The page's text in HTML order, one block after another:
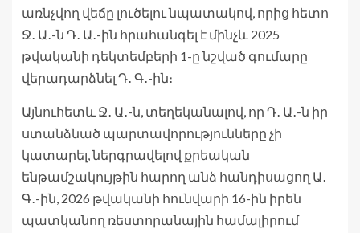
առնչվող վեճը լուծելու նպատակով, որից հետո
Ջ․ Ա․-ն Դ․ Ա․-ին հրահանգել է մինչև 2025
թվականի դեկտեմբերի 1-ը նշված գումարը
վերադարձնել Դ․ Գ․-ին։
Այնուհետև Ջ․ Ա․-ն, տեղեկանալով, որ Դ․ Ա․-ն իր
ստանձնած պարտավորությունները չի
կատարել, ներգրավելով քրեական
ենթամշակույթին հարող անձ հանդիսացող Ա․
Գ․-ին, 2026 թվականի հունվարի 16-ին իրեն
պատկանող ռեստորանային համալիրում